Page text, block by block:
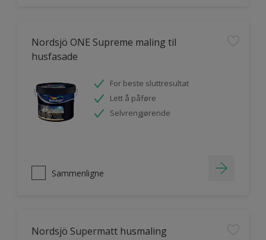
Nordsjö ONE Supreme maling til
husfasade
For beste sluttresultat
Lett å påføre
Selvrengjørende
Sammenligne
Nordsjö Supermatt husmaling